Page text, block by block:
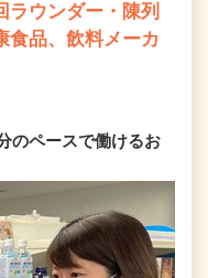
ラウンダー・陳列
食品、飲料メーカ
のペースで働けるお